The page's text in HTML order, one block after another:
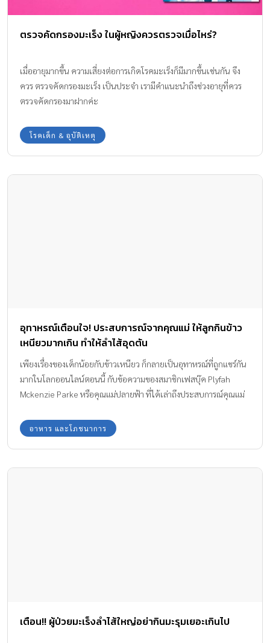
ตรวจคัดกรองมะเร็ง ในผู้หญิงควรตรวจเมื่อไหร่?
เมื่ออายุมากขึ้น ความเสี่ยงต่อการเกิดโรคมะเร็งก็มีมากขึ้นเช่นกัน จึง
ควร ตรวจคัดกรองมะเร็ง เป็นประจำ เรามีคำแนะนำถึงช่วงอายุที่ควร
ตรวจคัดกรองมาฝากค่ะ
โรคเด็ก & อุบัติเหตุ
อุทาหรณ์เตือนใจ! ประสบการณ์จากคุณแม่ ให้ลูกกินข้าว
เหนียวมากเกิน ทำให้ลำไส้อุดตัน
เพียงเรื่องของเด็กน้อยกับข้าวเหนียว ก็กลายเป็นอุทาหรณ์ที่ถูกแชร์กัน
มากในโลกออนไลน์ตอนนี้ กับข้อความของสมาชิกเฟสบุ๊ค Plyfah
Mckenzie Parke หรือคุณแม่ปลายฟ้า ที่ได้เล่าถึงประสบการณ์คุณแม่
เพียงเพราะน้องชอบกินข้าวเหนียว…. โดยคุณแม่ปลายฟ้าได้เล่า
ประสบการณ์ของลูกชายว่า “แวะมาฝากเตือนคุณแม่ๆพ่อคะ!!! ใน
อาการ ปวดท้องเป็นระยะๆ ปวดทีน้องจะจับท้องตัวเองแล้วขยุ้มท้อง
มาฝากแชร์เรื่องราว สำหรับลูกบ้านไหนที่ชอบทานข้าวเหนียวเหมือน
อาหาร และโภชนาการ
เตือน!! ผู้ป่วยมะเร็งลำไส้ใหญ่อย่ากินมะรุมเยอะเกินไป